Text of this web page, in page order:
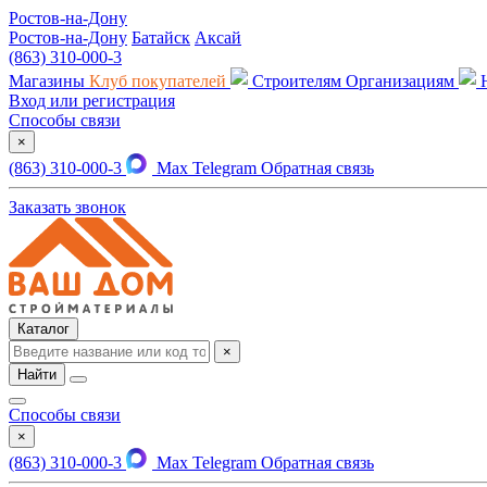
Ростов-на-Дону
Ростов-на-Дону Батайск Аксай
(863) 310-000-3
Магазины Клуб покупателей Строителям Организациям
Вход или регистрация
Способы связи
×
(863) 310-000-3 Max Telegram Обратная связь
Заказать звонок
Каталог
×
Найти
Способы связи
×
(863) 310-000-3 Max Telegram Обратная связь